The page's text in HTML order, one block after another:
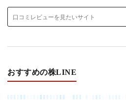
おすすめの株LINE